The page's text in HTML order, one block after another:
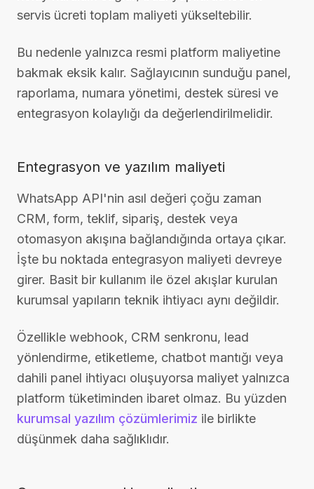
servis ücreti toplam maliyeti yükseltebilir.
Bu nedenle yalnızca resmi platform maliyetine
bakmak eksik kalır. Sağlayıcının sunduğu panel,
raporlama, numara yönetimi, destek süresi ve
entegrasyon kolaylığı da değerlendirilmelidir.
Entegrasyon ve yazılım maliyeti
WhatsApp API'nin asıl değeri çoğu zaman
CRM, form, teklif, sipariş, destek veya
otomasyon akışına bağlandığında ortaya çıkar.
İşte bu noktada entegrasyon maliyeti devreye
girer. Basit bir kullanım ile özel akışlar kurulan
kurumsal yapıların teknik ihtiyacı aynı değildir.
Özellikle webhook, CRM senkronu, lead
yönlendirme, etiketleme, chatbot mantığı veya
dahili panel ihtiyacı oluşuyorsa maliyet yalnızca
platform tüketiminden ibaret olmaz. Bu yüzden
kurumsal yazılım çözümlerimiz ile birlikte
düşünmek daha sağlıklıdır.